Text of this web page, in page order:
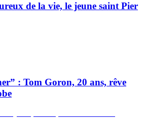
de la vie, le jeune saint Pier
: Tom Goron, 20 ans, rêve